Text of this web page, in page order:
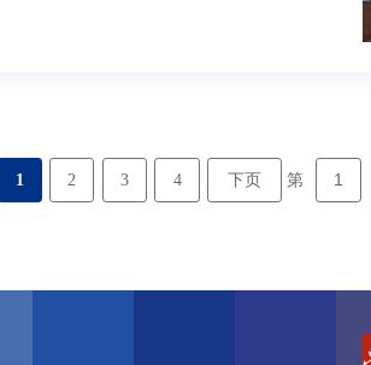
着诚朴、扎实的共同点，有着深厚的合作渊源与
1 2 3 4 下页 第